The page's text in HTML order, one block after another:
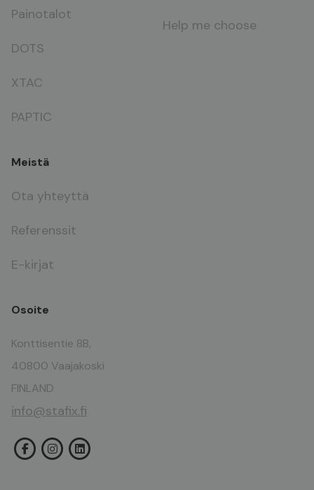
Painotalot
DOTS
XTAC
PAPTIC
Help me choose
Meistä
Ota yhteyttä
Referenssit
E-kirjat
Osoite
Konttisentie 8B,
40800 Vaajakoski
FINLAND
info@stafix.fi